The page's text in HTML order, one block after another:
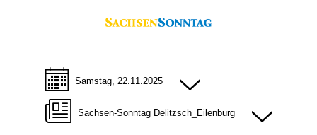
Samstag, 22.11.2025
Sachsen-Sonntag Delitzsch_Eilenburg